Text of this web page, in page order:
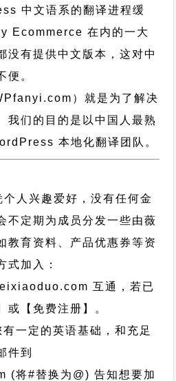
中文语系的翻译进程缓
Ecommerce 在内的一大
没有提供中文版本，这对中
便。
） 就是为了解决
我们的目的是以中国人最熟
本地化翻译团队。
人兴趣爱好，没有任何金
不定期为成员分发一些由薇
教育资料、产品优惠券等资
式加入：
互通，若已
或【免费注册】。
一定的英语基础，和充足
件到
将#替换为@) 告知想要加